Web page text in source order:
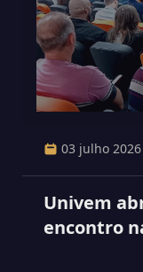
03 julho 2026
Univem
encontro